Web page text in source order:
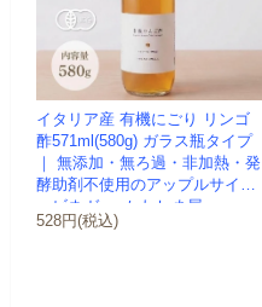
イタリア産 有機にごり リンゴ
酢571ml(580g) ガラス瓶タイプ
｜ 無添加・無ろ過・非加熱・発
酵助剤不使用のアップルサイダ
ービネガー -かわしま屋-
528円(税込)